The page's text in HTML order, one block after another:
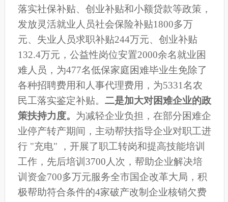
落实社保补贴、创业补贴和小额贷款等政策，
发放灵活就业人员社会保险补贴1800多万
元、失业人员求职补贴244万元、 创业补贴
132.4万元， 公益性岗位安置2000余名就业困
难人员，为477名低保家庭困难毕业生免除了
各种招聘费用和人事代理费用， 为5331名农
民工落实鉴定补贴。 二是加大对困难企业的政
策扶持力度。 为减轻企业负担， 在部分困难企
业停产转产期间，主动帮扶指导企业对职工进
行 "充电" ，开展了职工转岗和提高技能培训
工作，先后培训3700人次，帮助企业解决培
训资金700多万元服务全市国企改革大局，积
极帮助符合条件的4家破产改制企业核销欠费